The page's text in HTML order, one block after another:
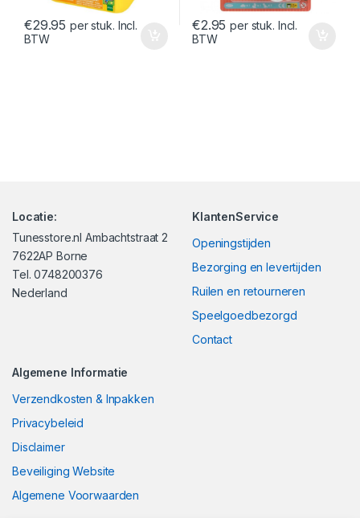
€29.95 per stuk. Incl.
BTW
€2.95 per stuk. Incl.
BTW
Locatie:
Tunesstore.nl Ambachtstraat 2
7622AP Borne
Tel. 0748200376
Nederland
KlantenService
Openingstijden
Bezorging en levertijden
Ruilen en retourneren
Speelgoedbezorgd
Contact
Algemene Informatie
Verzendkosten & Inpakken
Privacybeleid
Disclaimer
Beveiliging Website
Algemene Voorwaarden